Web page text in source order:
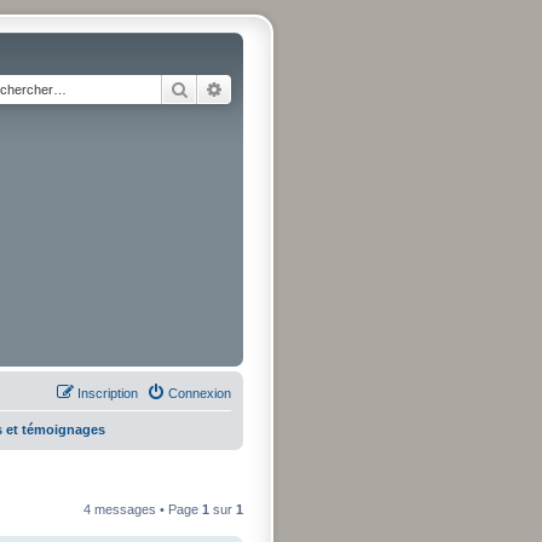
Rechercher
Connexion
Inscription
et témoignages
4 messages • Page 1 sur 1